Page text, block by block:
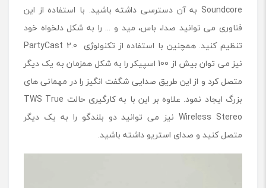
Soundcore به آن دسترسی داشته باشید. با استفاده از این
فناوری می توانید صدا، باس، مید و ... را به شکل دلخواه خود
تنظیم کنید. همچنین با استفاده از تکنولوژی PartyCast 2.0
نیز می توان بیش از 100 اسپیکر را به شکل همزمان به یک دیگر
متصل کرد و از این طریق صدایی شگفت انگیز را در مهمانی های
بزرگ ایجاد نمود. علاوه بر این با به کارگیری حالت TWS True
Wireless Stereo نیز می توانید دو بلندگو را به یک دیگر
متصل کنید و صدای استریو داشته باشید.